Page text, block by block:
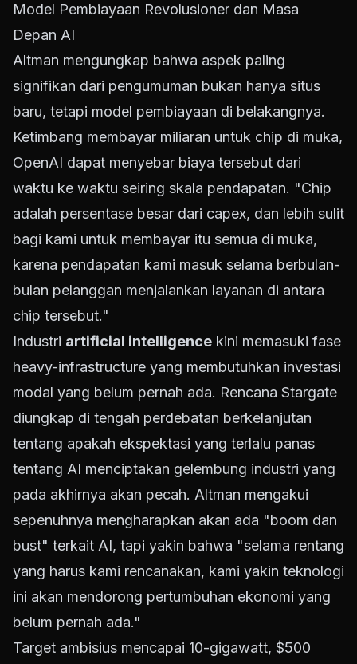
Model Pembiayaan Revolusioner dan Masa
Depan AI
Altman mengungkap bahwa aspek paling
signifikan dari pengumuman bukan hanya situs
baru, tetapi model pembiayaan di belakangnya.
Ketimbang membayar miliaran untuk chip di muka,
OpenAI dapat menyebar biaya tersebut dari
waktu ke waktu seiring skala pendapatan. "Chip
adalah persentase besar dari capex, dan lebih sulit
bagi kami untuk membayar itu semua di muka,
karena pendapatan kami masuk selama berbulan-
bulan pelanggan menjalankan layanan di antara
chip tersebut."
Industri artificial intelligence kini memasuki fase
heavy-infrastructure yang membutuhkan investasi
modal yang belum pernah ada. Rencana Stargate
diungkap di tengah perdebatan berkelanjutan
tentang apakah ekspektasi yang terlalu panas
tentang AI menciptakan gelembung industri yang
pada akhirnya akan pecah. Altman mengakui
sepenuhnya mengharapkan akan ada "boom dan
bust" terkait AI, tapi yakin bahwa "selama rentang
yang harus kami rencanakan, kami yakin teknologi
ini akan mendorong pertumbuhan ekonomi yang
belum pernah ada."
Target ambisius mencapai 10-gigawatt, $500